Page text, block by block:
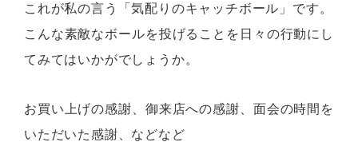
これが私の言う「気配りのキャッチボール」です。
こんな素敵なボールを投げることを日々の行動にし
てみてはいかがでしょうか。
お買い上げの感謝、御来店への感謝、面会の時間を
いただいた感謝、などなど